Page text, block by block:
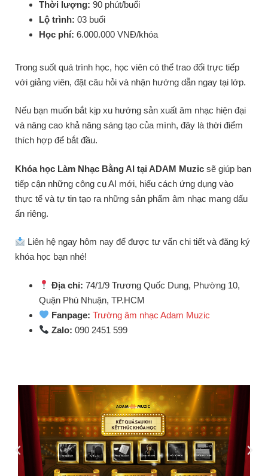
Thời lượng: 90 phút/buổi
Lộ trình: 03 buổi
Học phí: 6.000.000 VNĐ/khóa
Trong suốt quá trình học, học viên có thể trao đổi trực tiếp
với giảng viên, đặt câu hỏi và nhận hướng dẫn ngay tại lớp.
Nếu bạn muốn bắt kịp xu hướng sản xuất âm nhạc hiện đại
và nâng cao khả năng sáng tạo của mình, đây là thời điểm
thích hợp để bắt đầu.
Khóa học Làm Nhạc Bằng AI tại ADAM Muzic sẽ giúp bạn
tiếp cận những công cụ AI mới, hiểu cách ứng dụng vào
thực tế và tự tin tạo ra những sản phẩm âm nhạc mang dấu
ấn riêng.
Liên hệ ngay hôm nay để được tư vấn chi tiết và đăng ký
khóa học bạn nhé!
Địa chỉ: 74/1/9 Trương Quốc Dung, Phường 10,
Quận Phú Nhuận, TP.HCM
Fanpage: Trường âm nhạc Adam Muzic
Zalo: 090 2451 599